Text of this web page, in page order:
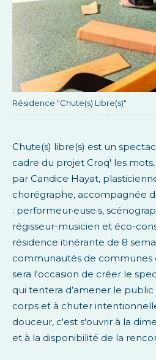
Résidence "Chute(s) Libre(s)"
Chute(s) libre(s) est un
cadre du projet Croq' les
par Candice Hayat,
chorégraphe, accompagnée
: performeur·euse·s,
régisseur-musicien et éco-
résidence itinérante de 8
communautés de communes
sera l'occasion de créer le
qui tentera d’amener le public
corps et à chuter
douceur, c'est s'ouvrir à la
et à la disponibilité de la